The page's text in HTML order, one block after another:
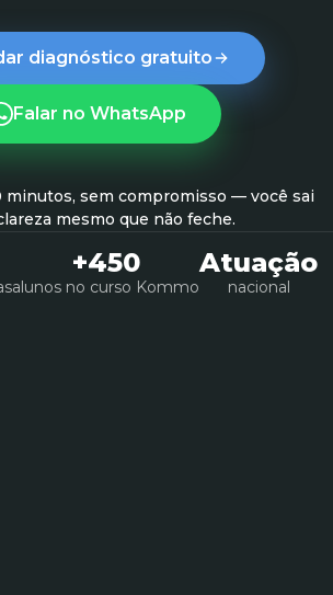
diagnóstico gratuito
Falar no WhatsApp
minutos, sem compromisso — você sai
mesmo que não feche.
+450
alunos no curso Kommo
Atuação
nacional